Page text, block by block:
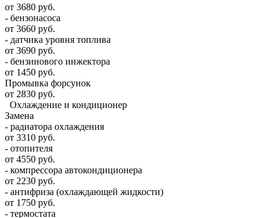
от 3680 руб.
- бензонасоса
от 3660 руб.
- датчика уровня топлива
от 3690 руб.
- бензинового инжектора
от 1450 руб.
Промывка форсунок
от 2830 руб.
Охлаждение и кондиционер
Замена
- радиатора охлаждения
от 3310 руб.
- отопителя
от 4550 руб.
- компрессора автокондиционера
от 2230 руб.
- антифриза (охлаждающей жидкости)
от 1750 руб.
- термостата